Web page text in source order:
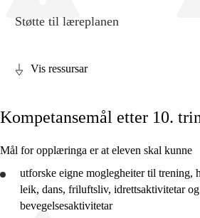
Kjerneelement
Tverrfaglege tema
Grunnleggjande ferdigheiter
Støtte til læreplanen
Vis ressursar
Kompetansemål etter 10.
Mål for opplæringa er at eleven skal kunne
utforske eigne moglegheiter til trening,
leik, dans, friluftsliv, idrettsaktivitetar
bevegelsesaktivitetar